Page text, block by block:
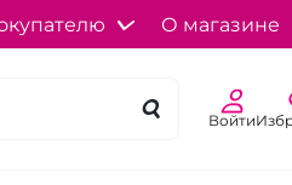
О магазине
Войти